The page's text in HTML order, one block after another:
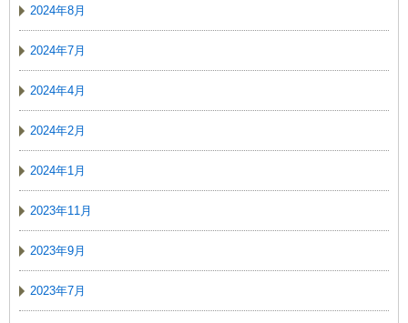
2024年8月
2024年7月
2024年4月
2024年2月
2024年1月
2023年11月
2023年9月
2023年7月